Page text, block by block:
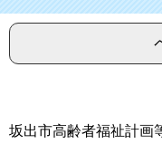
坂出市高齢者福祉計画